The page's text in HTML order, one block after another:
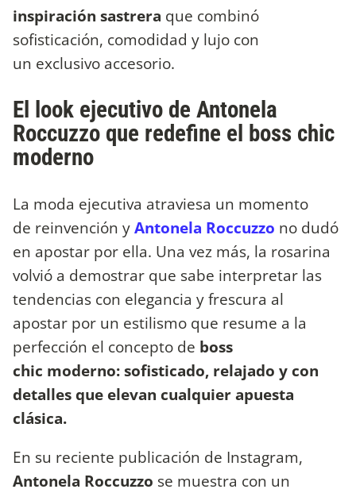
inspiración sastrera que combinó
sofisticación, comodidad y lujo con
un exclusivo accesorio.
El look ejecutivo de Antonela
Roccuzzo que redefine el boss chic
moderno
La moda ejecutiva atraviesa un momento
de reinvención yAntonela Roccuzzo no dudó
en apostar por ella. Una vez más, la rosarina
volvió a demostrar que sabe interpretar las
tendencias con elegancia y frescura al
apostar por un estilismo que resume a la
perfección el concepto de boss
chic moderno: sofisticado, relajado y con
detalles que elevan cualquier apuesta
clásica.
En su reciente publicación de Instagram,
Antonela Roccuzzo se muestra con un